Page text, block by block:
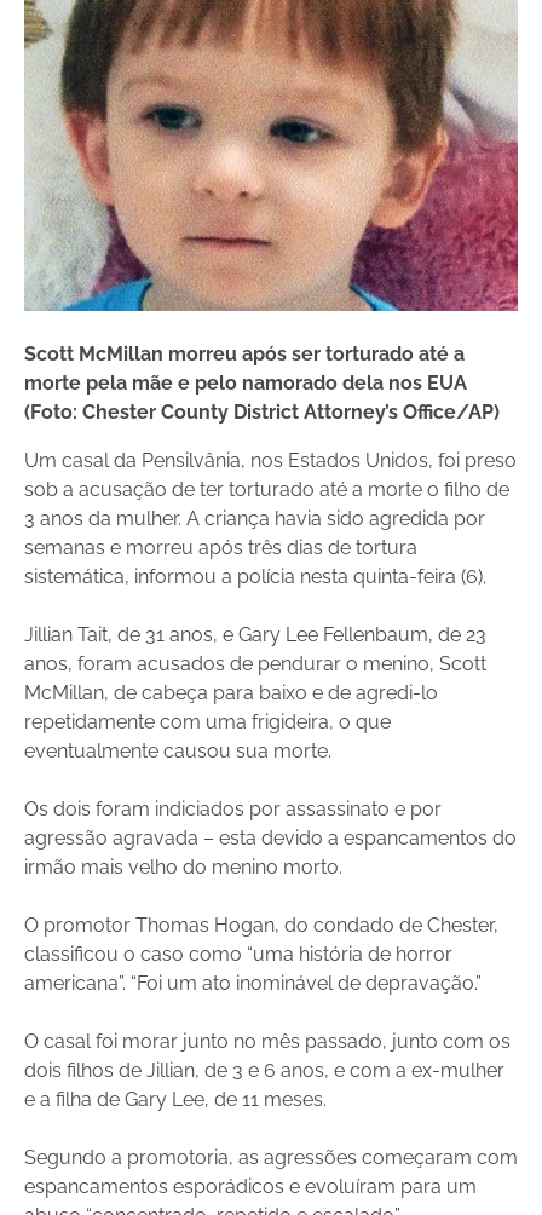
Scott McMillan morreu após ser torturado até a
morte pela mãe e pelo namorado dela nos EUA
(Foto: Chester County District Attorney’s Office/AP)
Um casal da Pensilvânia, nos Estados Unidos, foi preso
sob a acusação de ter torturado até a morte o filho de
3 anos da mulher. A criança havia sido agredida por
semanas e morreu após três dias de tortura
sistemática, informou a polícia nesta quinta-feira (6).
Jillian Tait, de 31 anos, e Gary Lee Fellenbaum, de 23
anos, foram acusados de pendurar o menino, Scott
McMillan, de cabeça para baixo e de agredi-lo
repetidamente com uma frigideira, o que
eventualmente causou sua morte.
Os dois foram indiciados por assassinato e por
agressão agravada – esta devido a espancamentos do
irmão mais velho do menino morto.
O promotor Thomas Hogan, do condado de Chester,
classificou o caso como “uma história de horror
americana”. “Foi um ato inominável de depravação.”
O casal foi morar junto no mês passado, junto com os
dois filhos de Jillian, de 3 e 6 anos, e com a ex-mulher
e a filha de Gary Lee, de 11 meses.
Segundo a promotoria, as agressões começaram com
espancamentos esporádicos e evoluíram para um